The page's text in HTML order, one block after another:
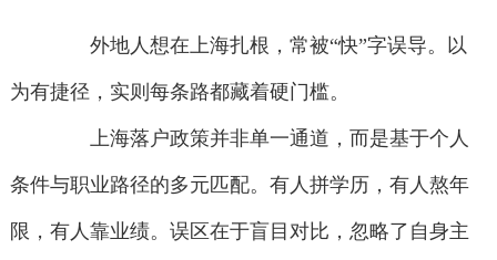
外地人想在上海扎根，常被“快”字误导。以
为有捷径，实则每条路都藏着硬门槛。
上海落户政策并非单一通道，而是基于个人
条件与职业路径的多元匹配。有人拼学历，有人熬年
限，有人靠业绩。误区在于盲目对比，忽略了自身主